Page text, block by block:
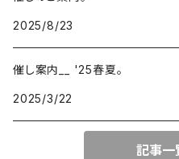
2025/8/23
催し案内__ '25春夏。
2025/3/22
記事一